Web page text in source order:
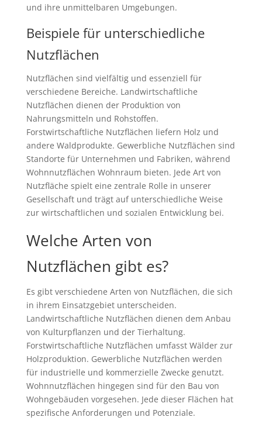
und ihre unmittelbaren Umgebungen.
Beispiele für unterschiedliche
Nutzflächen
Nutzflächen sind vielfältig und essenziell für
verschiedene Bereiche. Landwirtschaftliche
Nutzflächen dienen der Produktion von
Nahrungsmitteln und Rohstoffen.
Forstwirtschaftliche Nutzflächen liefern Holz und
andere Waldprodukte. Gewerbliche Nutzflächen sind
Standorte für Unternehmen und Fabriken, während
Wohnnutzflächen Wohnraum bieten. Jede Art von
Nutzfläche spielt eine zentrale Rolle in unserer
Gesellschaft und trägt auf unterschiedliche Weise
zur wirtschaftlichen und sozialen Entwicklung bei.
Welche Arten von
Nutzflächen gibt es?
Es gibt verschiedene Arten von Nutzflächen, die sich
in ihrem Einsatzgebiet unterscheiden.
Landwirtschaftliche Nutzflächen dienen dem Anbau
von Kulturpflanzen und der Tierhaltung.
Forstwirtschaftliche Nutzflächen umfasst Wälder zur
Holzproduktion. Gewerbliche Nutzflächen werden
für industrielle und kommerzielle Zwecke genutzt.
Wohnnutzflächen hingegen sind für den Bau von
Wohngebäuden vorgesehen. Jede dieser Flächen hat
spezifische Anforderungen und Potenziale.